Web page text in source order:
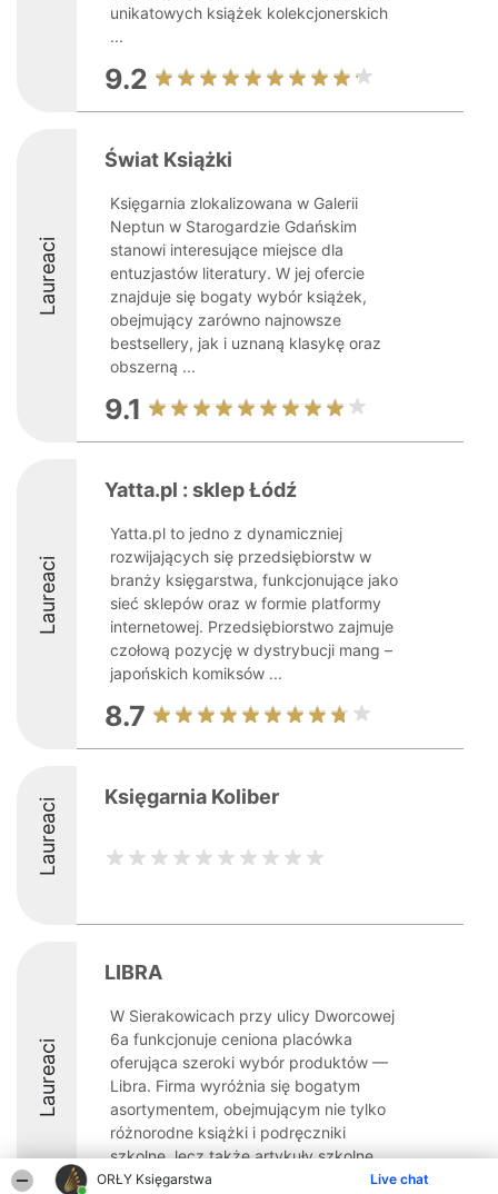
ORŁY Księgarstwa Live chat
unikatowych książek kolekcjonerskich
...
9.2
Laureaci
Świat Książki
Księgarnia zlokalizowana w Galerii
Neptun w Starogardzie Gdańskim
stanowi interesujące miejsce dla
entuzjastów literatury. W jej ofercie
znajduje się bogaty wybór książek,
obejmujący zarówno najnowsze
bestsellery, jak i uznaną klasykę oraz
obszerną ...
9.1
Laureaci
Yatta.pl : sklep Łódź
Yatta.pl to jedno z dynamiczniej
rozwijających się przedsiębiorstw w
branży księgarstwa, funkcjonujące jako
sieć sklepów oraz w formie platformy
internetowej. Przedsiębiorstwo zajmuje
czołową pozycję w dystrybucji mang –
japońskich komiksów ...
8.7
Laureaci Księgarnia Koliber
Laureaci
LIBRA
W Sierakowicach przy ulicy Dworcowej
6a funkcjonuje ceniona placówka
oferująca szeroki wybór produktów —
Libra. Firma wyróżnia się bogatym
asortymentem, obejmującym nie tylko
różnorodne książki i podręczniki
szkolne, lecz także artykuły szkolne, ...